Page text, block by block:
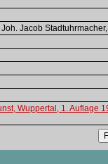
Jacob
Wuppertal, 1. Auflage